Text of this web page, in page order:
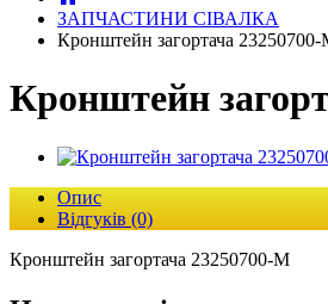
ЗАПЧАСТИНИ СІВАЛКА
Кронштейн загортача 23250700-
Кронштейн
Опис
Відгуків (0)
Кронштейн загортача 23250700-M